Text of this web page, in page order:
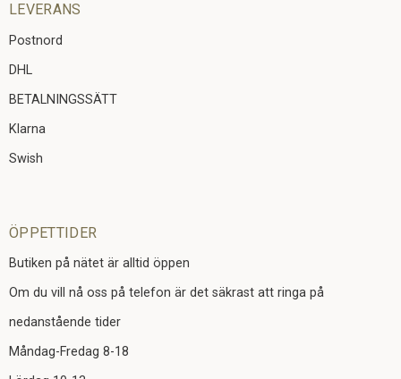
LEVERANS
Postnord
DHL
BETALNINGSSÄTT
Klarna
Swish
ÖPPETTIDER
Butiken på nätet är alltid öppen
Om du vill nå oss på telefon är det säkrast att ringa på
nedanstående tider
Måndag-Fredag 8-18